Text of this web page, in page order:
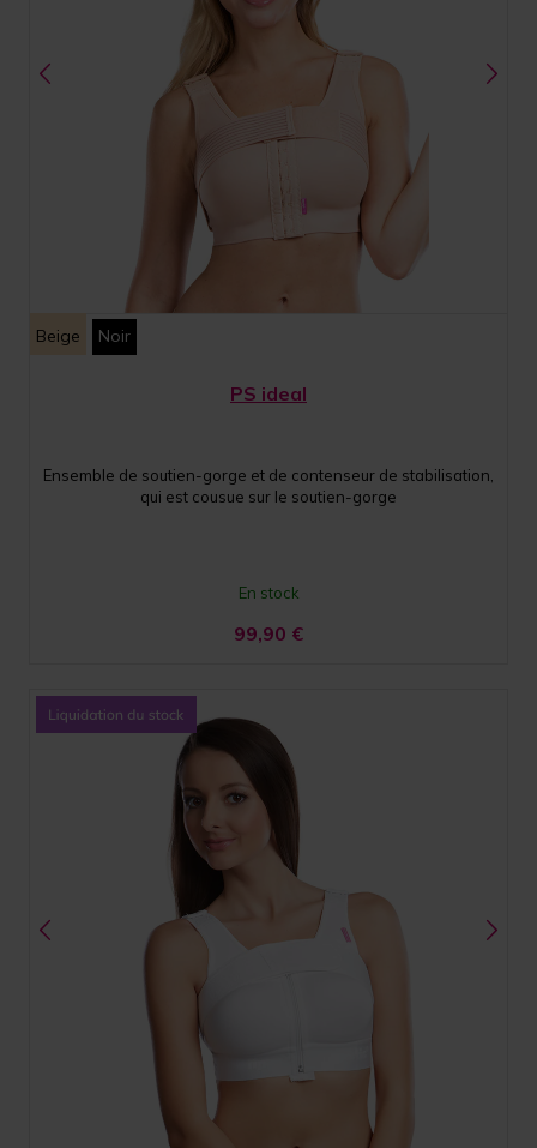
Beige Noir
PS ideal
Ensemble de soutien-gorge et de contenseur de stabilisation,
qui est cousue sur le soutien-gorge
En stock
99,90 €